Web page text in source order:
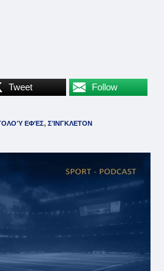
Tweet Follow
ΕΦΈΣ, ΣΊΝΓΚΛΕΤΟΝ